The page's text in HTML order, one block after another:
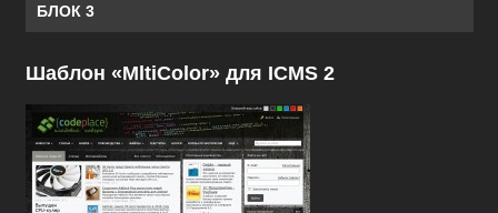
БЛОК 3
Шаблон «MltiColor» для ICMS 2